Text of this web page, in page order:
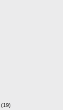
(19)